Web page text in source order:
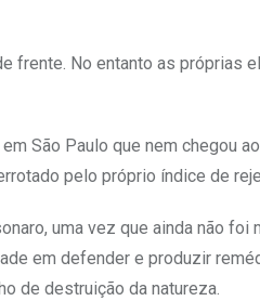
frente. No entanto as próprias
São Paulo que nem chegou
pelo próprio índice de
uma vez que ainda não
em defender e produzir
de destruição da natureza.